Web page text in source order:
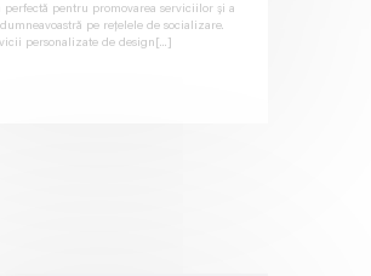
perfectă pentru promovarea serviciilor și a
pe rețelele de socializare.
personalizate de design[...]